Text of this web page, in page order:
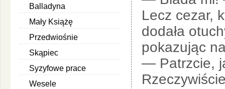
Balladyna
Mały Książę
Przedwiośnie
Skąpiec
Syzyfowe prace
Wesele
Lecz cezar,
dodała
pokazując
— Patrzcie,